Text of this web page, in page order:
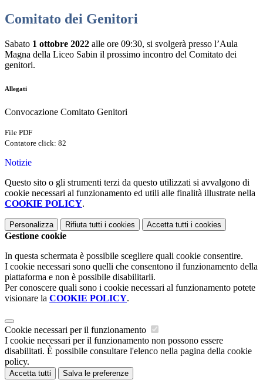
Comitato dei Genitori
Sabato 1 ottobre 2022 alle ore 09:30, si svolgerà presso l’Aula
Magna della Liceo Sabin il prossimo incontro del Comitato dei
genitori.
Allegati
Convocazione Comitato Genitori
File PDF
Contatore click: 82
Notizie
Questo sito o gli strumenti terzi da questo utilizzati si avvalgono di
cookie necessari al funzionamento ed utili alle finalità illustrate nella
COOKIE POLICY.
Personalizza Rifiuta tutti i cookies Accetta tutti i cookies
Gestione cookie
In questa schermata è possibile scegliere quali cookie consentire.
I cookie necessari sono quelli che consentono il funzionamento della
piattaforma e non è possibile disabilitarli.
Per conoscere quali sono i cookie necessari al funzionamento potete
visionare la COOKIE POLICY.
Cookie necessari per il funzionamento
I cookie necessari per il funzionamento non possono essere
disabilitati. È possibile consultare l'elenco nella pagina della cookie
policy.
Accetta tutti Salva le preferenze